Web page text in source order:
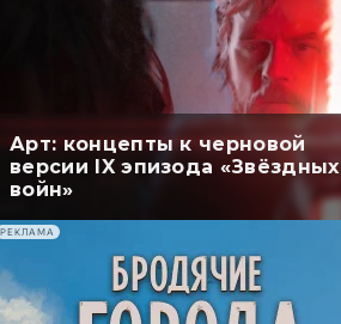
Арт: концепты к черновой
версии IX эпизода «Звёздных
войн»
РЕКЛАМА